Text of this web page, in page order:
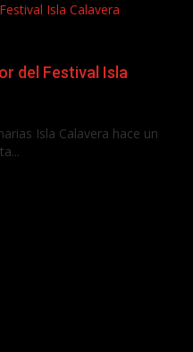
Isla Calavera
del Festival Isla
Isla Calavera hace un